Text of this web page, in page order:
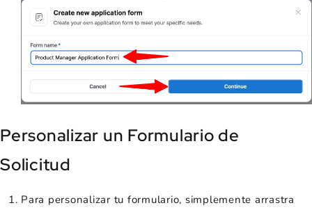
Personalizar un Formulario de
Solicitud
Para personalizar tu formulario, simplemente arrastra